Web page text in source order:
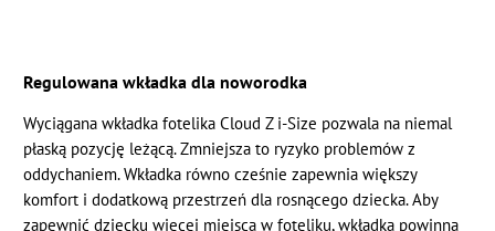
Regulowana wkładka dla noworodka
Wyciągana wkładka fotelika Cloud Z i-Size pozwala na niemal
płaską pozycję leżącą. Zmniejsza to ryzyko problemów z
oddychaniem. Wkładka równo cześnie zapewnia większy
komfort i dodatkową przestrzeń dla rosnącego dziecka. Aby
zapewnić dziecku więcej miejsca w foteliku, wkładka powinna